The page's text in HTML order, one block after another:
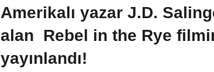
Amerikalı yazar J.D.
alan Rebel in the Rye
yayınlandı!